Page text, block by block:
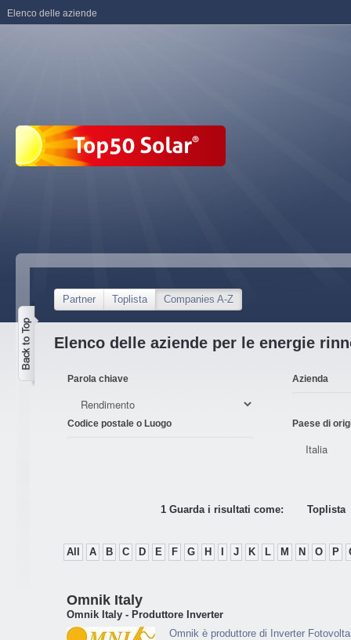
Partner Toplista Companies A-Z
Elenco delle aziende per le energie
Parola chiave Azienda
Codice postale o Luogo Paese di
1 Guarda i risultati come: Toplista
All A B C D E F G H J K L M N O P
Omnik Italy
Omnik Italy - Produttore Inverter
Omnik è produttore di Inverter
Elenco delle aziende